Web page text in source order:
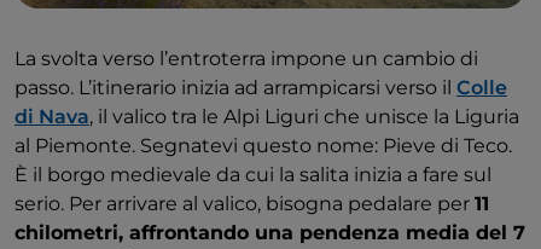
La svolta verso l’entroterra impone un cambio di
passo. L’itinerario inizia ad arrampicarsi verso il Colle
di Nava, il valico tra le Alpi Liguri che unisce la Liguria
al Piemonte. Segnatevi questo nome: Pieve di Teco.
È il borgo medievale da cui la salita inizia a fare sul
serio. Per arrivare al valico, bisogna pedalare per 11
chilometri, affrontando una pendenza media del 7